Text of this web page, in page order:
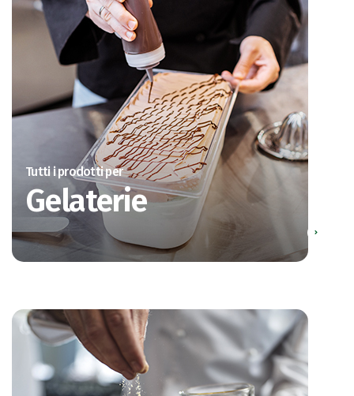
Tutti i prodotti per
Gelaterie